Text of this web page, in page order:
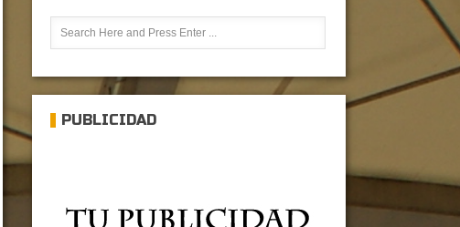
PUBLICIDAD